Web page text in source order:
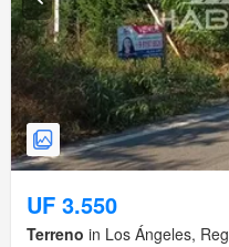
UF 3.550
Terreno in Los Ángeles,